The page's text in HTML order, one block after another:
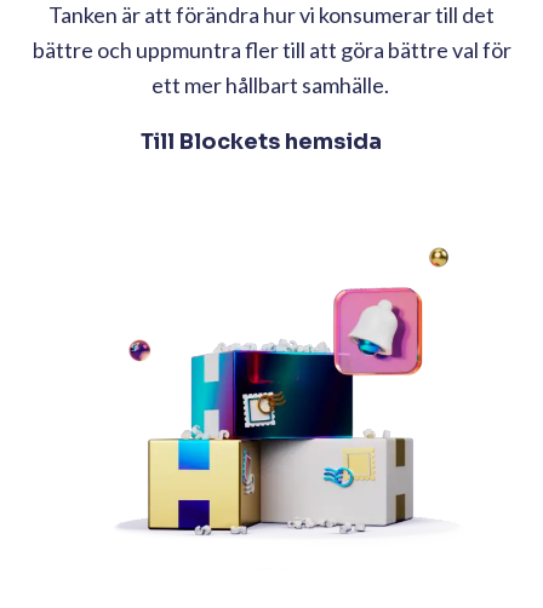
Tanken är attförändra hur vi konsumerar till det
bättre och uppmuntra fler till att göra bättre val för
ett mer hållbart samhälle.
Till Blockets hemsida